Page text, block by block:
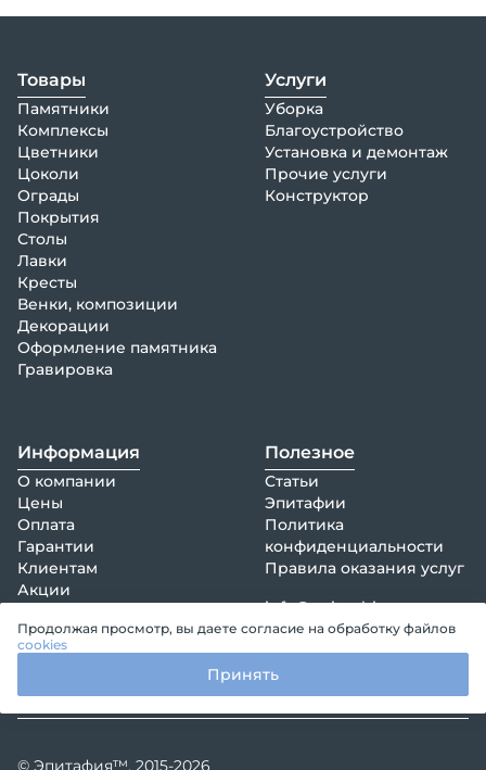
Товары
Памятники
Комплексы
Цветники
Цоколи
Ограды
Покрытия
Столы
Лавки
Кресты
Венки, композиции
Декорации
Оформление памятника
Гравировка
Услуги
Уборка
Благоустройство
Установка и демонтаж
Прочие услуги
Конструктор
Информация
О компании
Цены
Оплата
Гарантии
Клиентам
Акции
Контакты
Полезное
Статьи
Эпитафии
Политика
конфиденциальности
Правила оказания услуг
info@epitaphia.ru
+7 (495) 161-73-37
© Эпитафия™, 2015-2026
Продолжая просмотр, вы даете согласие на обработку файлов
cookies
Принять